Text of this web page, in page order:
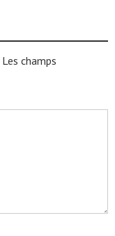
Les champs